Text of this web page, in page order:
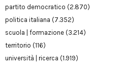
partito democratico (2.870)
politica italiana (7.352)
scuola | formazione (3.214)
territorio (116)
università | ricerca (1.919)